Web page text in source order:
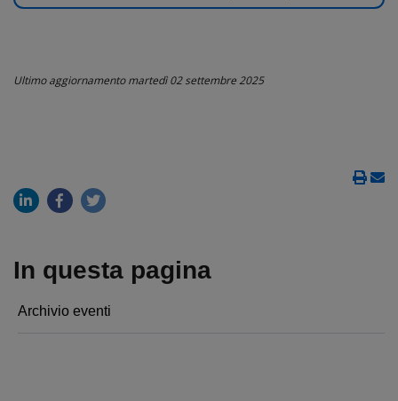
Ultimo aggiornamentomartedì 02 settembre 2025
In questa pagina
Archivio eventi